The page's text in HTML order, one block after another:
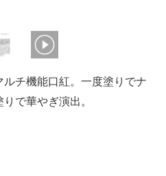
チ機能口紅。一度塗りでナ
で華やぎ演出。